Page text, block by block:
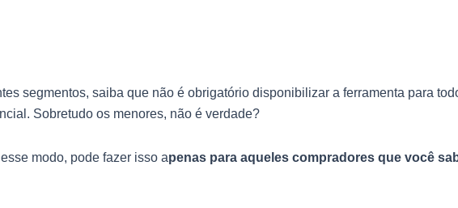
segmentos, saiba que não é obrigatório disponibilizar a ferramenta para
Sobretudo os menores, não é verdade?
modo, pode fazer isso apenas para aqueles compradores que você